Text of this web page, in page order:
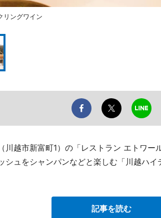
リングワイン
川越市新富町1）の「レストラン エトワー
シュをシャンパンなどと楽しむ「川越ハ
記事を読む